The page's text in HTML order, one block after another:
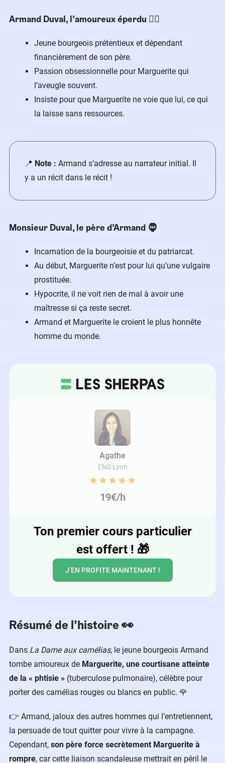
Armand Duval, l’amoureux éperdu​ 💁‍♂️
Jeune bourgeois prétentieux et dépendant
financièrement de son père.
Passion obsessionnelle pour Marguerite qui
l’aveugle souvent.
Insiste pour que Marguerite ne voie que lui, ce qui
la laisse sans ressources.
​📍 Note : Armand s’adresse au narrateur initial. Il
y a un récit dans le récit !
Monsieur Duval, le père d’Armand​ 🧔
Incarnation de la bourgeoisie et du patriarcat.
Au début, Marguerite n’est pour lui qu’une vulgaire
prostituée.
Hypocrite, il ne voit rien de mal à avoir une
maîtresse si ça reste secret.
Armand et Marguerite le croient le plus honnête
homme du monde.
Agathe
ENS Lyon
19€/h
Ton premier cours particulier
est offert ! 🎁
J’EN PROFITE MAINTENANT !
Résumé de l’histoire​ 👀
Dans La Dame aux camélias, le jeune bourgeois Armand
tombe amoureux de Marguerite, une courtisane atteinte
de la « phtisie » (tuberculose pulmonaire), célèbre pour
porter des camélias rouges ou blancs en public.​ 🌹
​👉 Armand, jaloux des autres hommes qui l’entretiennent,
la persuade de tout quitter pour vivre à la campagne.
Cependant, son père force secrètement Marguerite à
rompre, car cette liaison scandaleuse mettrait en péril le